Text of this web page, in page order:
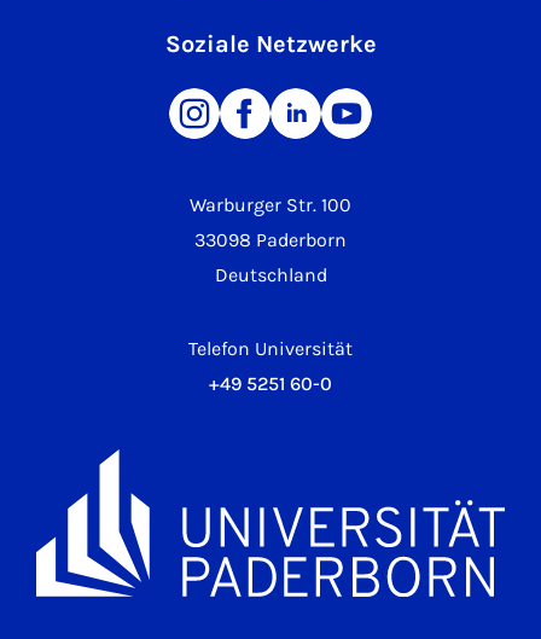
Warburger Str. 100
33098 Paderborn
Deutschland
Telefon Universität
+49 5251 60-0
Soziale Netzwerke